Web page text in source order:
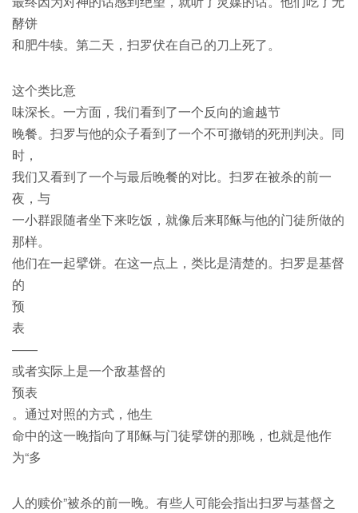
酵饼
和肥牛犊。第二天，扫罗伏在自己的刀上死了。
这个类比意
味深长。一方面，我们看到了一个反向的逾越节
晚餐。扫罗与他的众子看到了一个不可撤销的死刑判决。同
时，
我们又看到了一个与最后晚餐的对比。扫罗在被杀的前一
夜，与
一小群跟随者坐下来吃饭，就像后来耶稣与他的门徒所做的
那样。
他们在一起擘饼。在这一点上，类比是清楚的。扫罗是基督
的
预
表
——
或者实际上是一个敌基督的
预表
。通过对照的方式，他生
命中的这一晚指向了耶稣与门徒擘饼的那晚，也就是他作
为“多
人的赎价”被杀的前一晚。有些人可能会指出扫罗与基督之